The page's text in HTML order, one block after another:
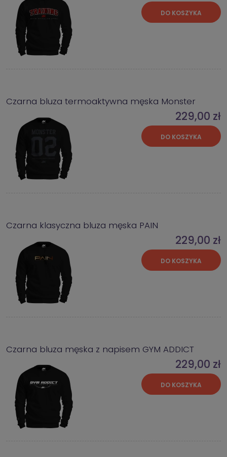
DO KOSZYKA
Czarna bluza termoaktywna męska Monster
229,00 zł
DO KOSZYKA
Czarna klasyczna bluza męska PAIN
229,00 zł
DO KOSZYKA
Czarna bluza męska z napisem GYM ADDICT
229,00 zł
DO KOSZYKA